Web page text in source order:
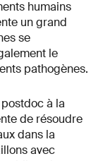
humains
un grand
se
le
pathogènes.
à la
de résoudre
dans la
avec